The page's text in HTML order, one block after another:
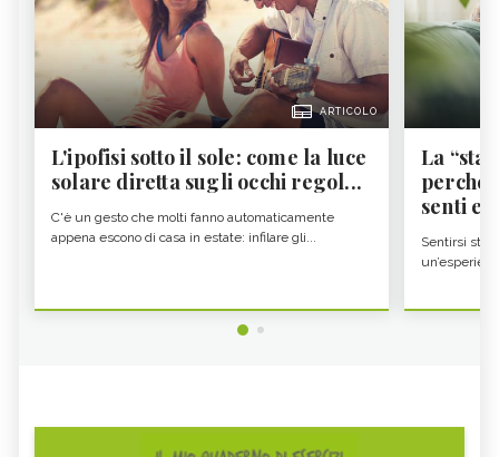
ARTICOLO
L'ipofisi sotto il sole: come la luce
solare diretta sugli occhi regol...
C'è un gesto che molti fanno automaticamente
appena escono di casa in estate: infilare gli...
La
perché
senti
Sentirsi